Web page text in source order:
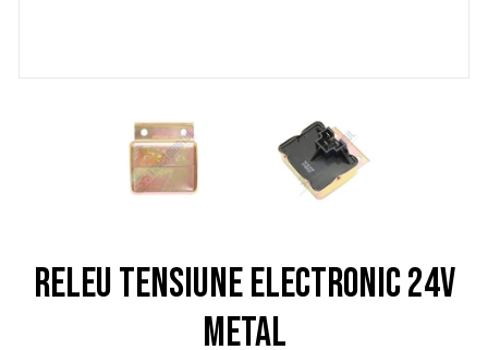
Releu tensiune electronic 24V
metal